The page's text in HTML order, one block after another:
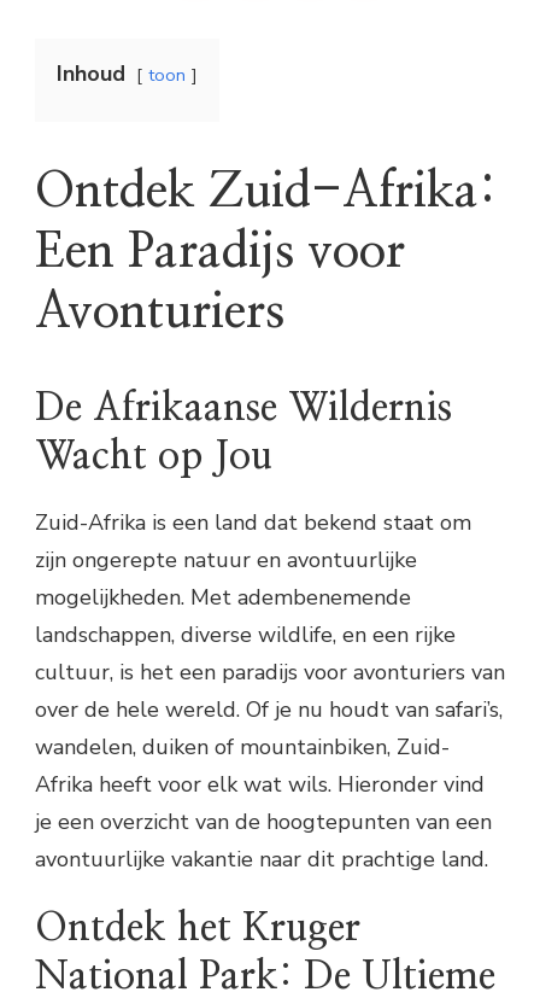
Inhoud toon
Ontdek Zuid-Afrika:
Een Paradijs voor
Avonturiers
De Afrikaanse Wildernis
Wacht op Jou
Zuid-Afrika is een land dat bekend staat om
zijn ongerepte natuur en avontuurlijke
mogelijkheden. Met adembenemende
landschappen, diverse wildlife, en een rijke
cultuur, is het een paradijs voor avonturiers van
over de hele wereld. Of je nu houdt van safari’s,
wandelen, duiken of mountainbiken, Zuid-
Afrika heeft voor elk wat wils. Hieronder vind
je een overzicht van de hoogtepunten van een
avontuurlijke vakantie naar dit prachtige land.
Ontdek het Kruger
National Park: De Ultieme